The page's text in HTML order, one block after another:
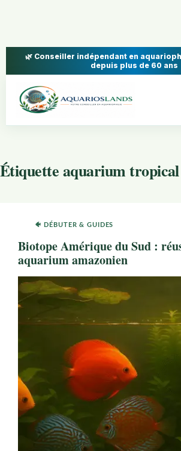
🌿 Conseiller indépendant en
depuis plus de 60 ans
Étiquetteaquarium tropical
🐠 DÉBUTER & GUIDES
Biotope Amérique du Sud :
aquarium amazonien